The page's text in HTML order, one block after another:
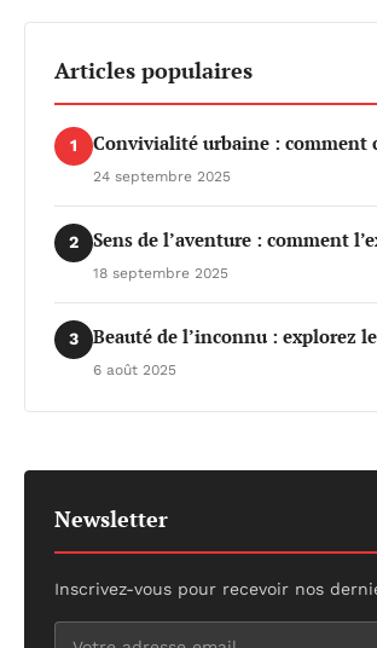
Articles populaires
1 Convivialité urbaine : comment
24 septembre 2025
2 Sens de l’aventure : comment
18 septembre 2025
3 Beauté de l’inconnu : explorez
6 août 2025
Newsletter
Inscrivez-vous pour recevoir nos